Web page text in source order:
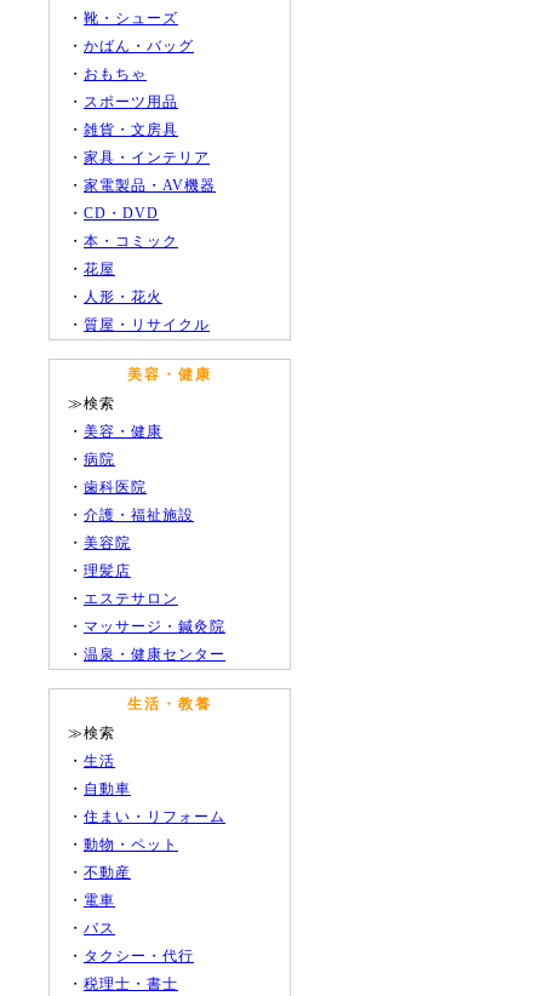
・ 靴・シューズ
・ かばん・バッグ
・ おもちゃ
・ スポーツ用品
・ 雑貨・文房具
・ 家具・インテリア
・ 家電製品・AV機器
・ CD・DVD
・ 本・コミック
・ 花屋
・ 人形・花火
・ 質屋・リサイクル
美容・健康
≫検索
・ 美容・健康
・ 病院
・ 歯科医院
・ 介護・福祉施設
・ 美容院
・ 理髪店
・ エステサロン
・ マッサージ・鍼灸院
・ 温泉・健康センター
生活・教養
≫検索
・ 生活
・ 自動車
・ 住まい・リフォーム
・ 動物・ペット
・ 不動産
・ 電車
・ バス
・ タクシー・代行
・ 税理士・書士